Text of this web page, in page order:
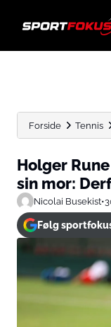
Forside Tennis
Holger
sin mor:
Nicolai Busekist•
Følg